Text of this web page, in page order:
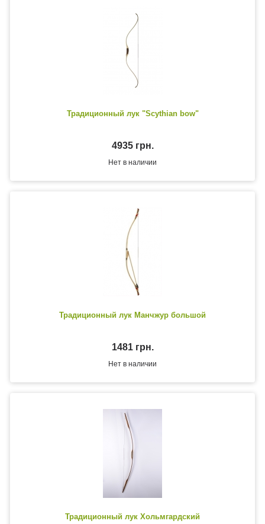
Традиционный лук "Scythian bow"
4935 грн.
Нет в наличии
Традиционный лук Манчжур большой
1481 грн.
Нет в наличии
Традиционный лук Хольмгардский